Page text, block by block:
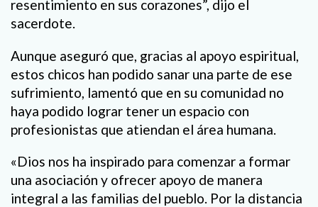
resentimiento en sus corazones”, dijo el
sacerdote.
Aunque aseguró que, gracias al apoyo espiritual,
estos chicos han podido sanar una parte de ese
sufrimiento, lamentó que en su comunidad no
haya podido lograr tener un espacio con
profesionistas que atiendan el área humana.
«Dios nos ha inspirado para comenzar a formar
una asociación y ofrecer apoyo de manera
integral a las familias del pueblo. Por la distancia